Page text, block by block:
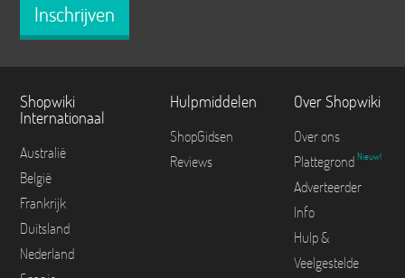
Inschrijven
Shopwiki
Internationaal
Australië
België
Frankrijk
Duitsland
Nederland
Hulpmiddelen
ShopGidsen
Reviews
Over Shopwiki
Over ons
Plattegrond Nieuw!
Adverteerder
Info
Hulp &
Veelgestelde